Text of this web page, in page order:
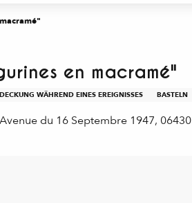
en macramé"
WÄHREND EINES EREIGNISSES BASTELN
du 16 Septembre 1947, 06430